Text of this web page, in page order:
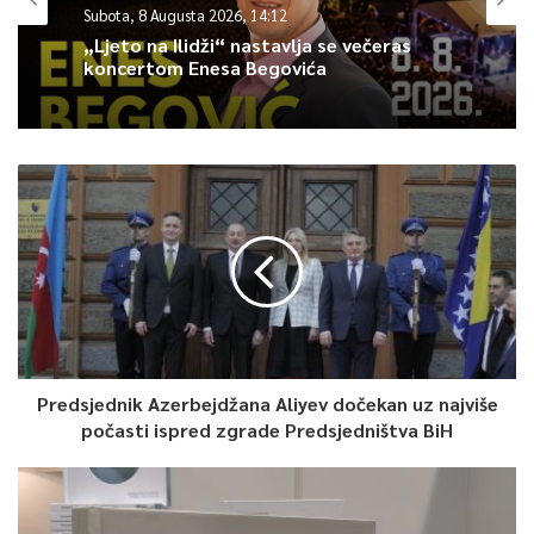
konstanta je prelijepa ljubavna priča koja će vas očarati.
Predstava će biti izvedena u okviru projekta “Specijalni
programi NPS u povodu obilježavanja značajnih kulturnih
datuma i događaja u KS” podržanog od strane Turističke
Rezervaciju ulaznica možete izvršiti putem web stranice NPS.
0
Article Rating
Subota, 8 Augusta 2026, 14:12
„Ljeto na Ilidži“ nastavlja se večeras
koncertom Enesa Begovića
Predsjednik Azerbejdžana Aliyev dočekan uz najviše
počasti ispred zgrade Predsjedništva BiH